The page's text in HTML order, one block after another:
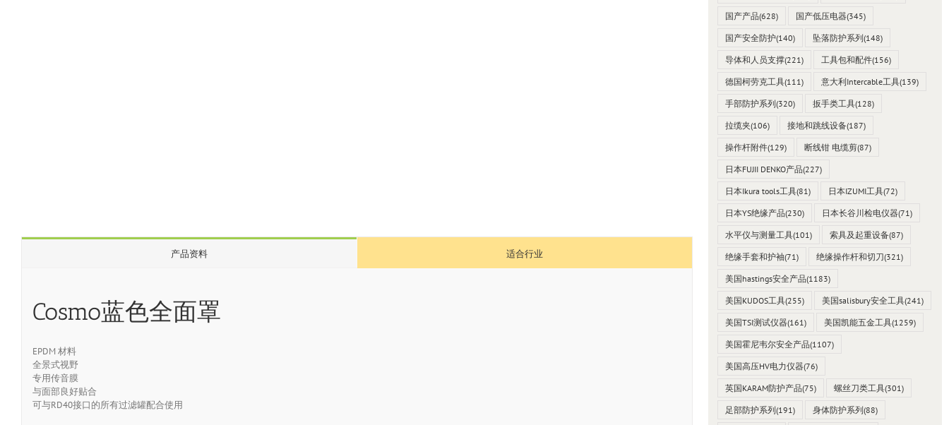
产品资料 适合行业
Cosmo蓝色全面罩
EPDM 材料
全景式视野
专用传音膜
与面部良好贴合
可与RD40接口的所有过滤罐配合使用
国产产品(628) 国产低压电器(345)
国产安全防护(140) 坠落防护系列(148)
导体和人员支撑(221) 工具包和配件(156)
德国柯劳克工具(111) 意大利Intercable工具(139)
手部防护系列(320) 扳手类工具(128)
拉缆夹(106) 接地和跳线设备(187)
操作杆附件(129) 断线钳 电缆剪(87)
日本FUJII DENKO产品(227)
日本Ikura tools工具(81) 日本IZUMI工具(72)
日本YS绝缘产品(230) 日本长谷川检电仪器(71)
水平仪与测量工具(101) 索具及起重设备(87)
绝缘手套和护袖(71) 绝缘操作杆和切刀(321)
美国hastings安全产品(1183)
美国KUDOS工具(255) 美国salisbury安全工具(241)
美国TSI测试仪器(161) 美国凯能五金工具(1259)
美国霍尼韦尔安全产品(1107)
美国高压HV电力仪器(76)
英国KARAM防护产品(75) 螺丝刀类工具(301)
足部防护系列(191) 身体防护系列(88)